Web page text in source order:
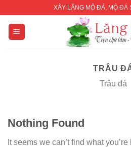
content
XÂY LĂNG MỘ ĐÁ, MỘ ĐÁ
TRÂU
Trâu đá
Nothing Found
It seems we can’t find what